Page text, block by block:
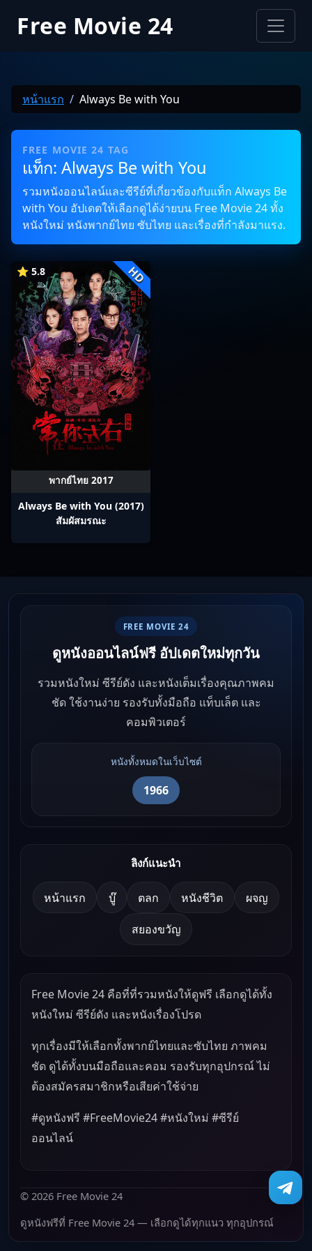
Free Movie 24
หน้าแรก Always Be with You
FREE MOVIE 24 TAG
แท็ก: Always Be with You
รวมหนังออนไลน์และซีรีย์ที่เกี่ยวข้องกับแท็ก Always Be
with You อัปเดตให้เลือกดูได้ง่ายบน Free Movie 24 ทั้ง
หนังใหม่ หนังพากย์ไทย ซับไทย และเรื่องที่กำลังมาแรง.
⭐ 5.8 HD
พากย์ไทย 2017
Always Be with You (2017)
สัมผัสมรณะ
FREE MOVIE 24
ดูหนังออนไลน์ฟรี อัปเดตใหม่ทุกวัน
รวมหนังใหม่ ซีรีย์ดัง และหนังเต็มเรื่องคุณภาพคม
ชัด ใช้งานง่าย รองรับทั้งมือถือ แท็บเล็ต และ
คอมพิวเตอร์
หนังทั้งหมดในเว็บไซต์
1966
ลิงก์แนะนำ
หน้าแรก บู๊ ตลก หนังชีวิต ผจญ
สยองขวัญ
Free Movie 24 คือที่ที่รวมหนังให้ดูฟรี เลือกดูได้ทั้ง
หนังใหม่ ซีรีย์ดัง และหนังเรื่องโปรด
ทุกเรื่องมีให้เลือกทั้งพากย์ไทยและซับไทย ภาพคม
ชัด ดูได้ทั้งบนมือถือและคอม รองรับทุกอุปกรณ์ ไม่
ต้องสมัครสมาชิกหรือเสียค่าใช้จ่าย
#ดูหนังฟรี #FreeMovie24 #หนังใหม่ #ซีรีย์
ออนไลน์
© 2026 Free Movie 24
ดูหนังฟรีที่ Free Movie 24 — เลือกดูได้ทุกแนว ทุกอุปกรณ์